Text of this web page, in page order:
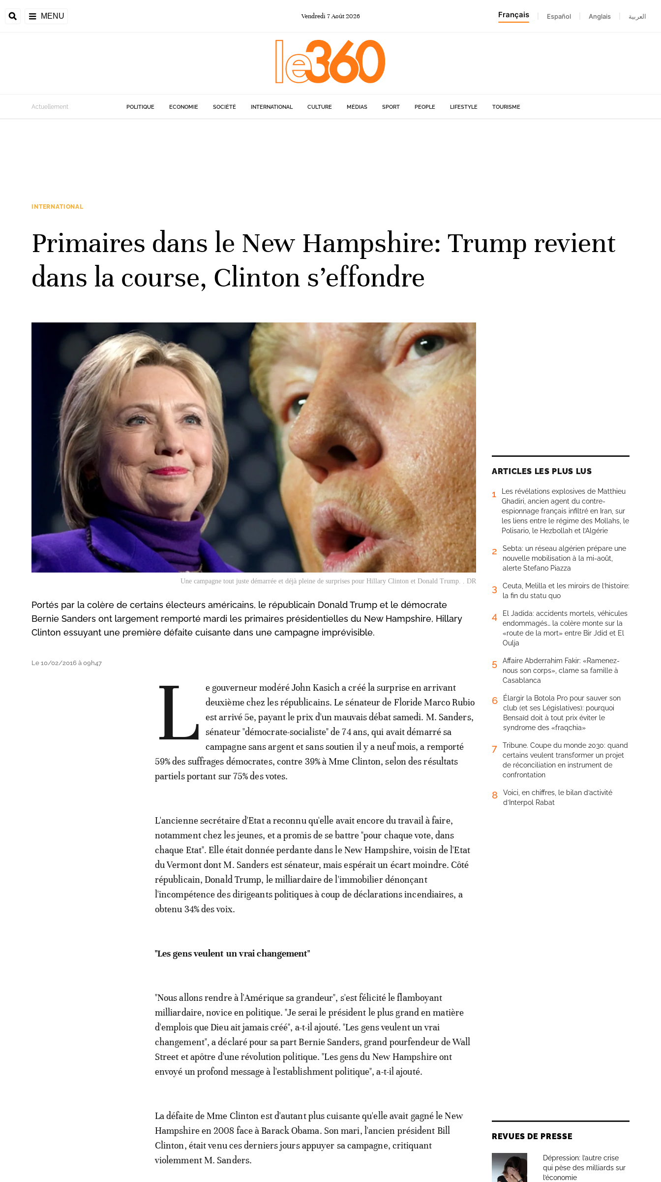
MENU Vendredi 7Août 2026 Français Español Anglais العربية
Actuellement POLITIQUE ECONOMIE SOCIÉTÉ INTERNATIONAL CULTURE MÉDIAS SPORT PEOPLE LIFESTYLE TOURISME
INTERNATIONAL
Primaires dans le New Hampshire: Trump revient
dans la course, Clinton s’effondre
Une campagne tout juste démarrée et déjà pleine de surprises pour Hillary Clinton et Donald Trump. . DR
Portés par la colère de certains électeurs américains, le républicain Donald Trump et le démocrate
Bernie Sanders ont largement remporté mardi les primaires présidentielles du New Hampshire, Hillary
Clinton essuyant une première défaite cuisante dans une campagne imprévisible.
Le 10/02/2016 à 09h47 L
e gouverneur modéré John Kasich a créé la surprise en arrivant
deuxième chez les républicains. Le sénateur de Floride Marco Rubio
est arrivé 5e, payant le prix d'un mauvais débat samedi. M. Sanders,
sénateur "démocrate-socialiste" de 74 ans, qui avait démarré sa
campagne sans argent et sans soutien il y a neuf mois, a remporté
59% des suffrages démocrates, contre 39% à Mme Clinton, selon des résultats
partiels portant sur 75% des votes.
L'ancienne secrétaire d'Etat a reconnu qu'elle avait encore du travail à faire,
notamment chez les jeunes, et a promis de se battre "pour chaque vote, dans
chaque Etat". Elle était donnée perdante dans le New Hampshire, voisin de l'Etat
du Vermont dont M. Sanders est sénateur, mais espérait un écart moindre. Côté
républicain, Donald Trump, le milliardaire de l'immobilier dénonçant
l'incompétence des dirigeants politiques à coup de déclarations incendiaires, a
obtenu 34% des voix.
"Les gens veulent un vrai changement"
"Nous allons rendre à l'Amérique sa grandeur", s'est félicité le flamboyant
milliardaire, novice en politique. "Je serai le président le plus grand en matière
d'emplois que Dieu ait jamais créé", a-t-il ajouté. "Les gens veulent un vrai
changement", a déclaré pour sa part Bernie Sanders, grand pourfendeur de Wall
Street et apôtre d'une révolution politique. "Les gens du New Hampshire ont
envoyé un profond message à l'establishment politique", a-t-il ajouté.
La défaite de Mme Clinton est d'autant plus cuisante qu'elle avait gagné le New
Hampshire en 2008 face à Barack Obama. Son mari, l'ancien président Bill
Clinton, était venu ces derniers jours appuyer sa campagne, critiquant
violemment M. Sanders.
ARTICLES LES PLUS LUS
1
Les révélations explosives de Matthieu
Ghadiri, ancien agent du contre-
espionnage français infiltré en Iran, sur
les liens entre le régime des Mollahs, le
Polisario, le Hezbollah et l’Algérie
2
Sebta: un réseau algérien prépare une
nouvelle mobilisation à la mi-août,
alerte Stefano Piazza
3
Ceuta, Melilla et les miroirs de l’histoire:
la fin du statu quo
4
El Jadida: accidents mortels, véhicules
endommagés… la colère monte sur la
«route de la mort» entre Bir Jdid et El
Oulja
5
Affaire Abderrahim Fakir: «Ramenez-
nous son corps», clame sa famille à
Casablanca
6
Élargir la Botola Pro pour sauver son
club (et ses Législatives): pourquoi
Bensaïd doit à tout prix éviter le
syndrome des «fraqchia»
7
Tribune. Coupe du monde 2030: quand
certains veulent transformer un projet
de réconciliation en instrument de
confrontation
8
Voici, en chiffres, le bilan d’activité
d’Interpol Rabat
REVUES DE PRESSE
Dépression: l’autre crise
qui pèse des milliards sur
l’économie